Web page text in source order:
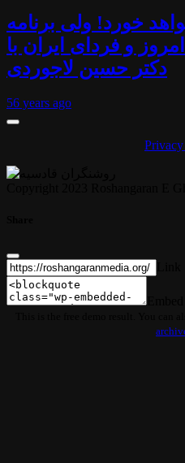
خورد! ولی برنامه
و فردای ایران با
دکتر حسین لاجوردی
56 years ago